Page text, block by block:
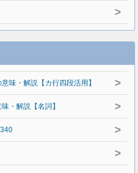
>
味・解説【カ行四段活用】 >
・解説【名詞】 >
>
>